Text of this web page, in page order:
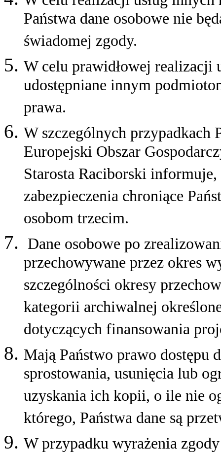
Państwa dane osobowe nie
świadomej zgody.
W celu prawidłowej realizacji
udostępniane innym
prawa.
W szczególnych przypadkach
Europejski Obszar
Starosta Raciborski informuje,
zabezpieczenia chroniące
osobom trzecim.
Dane osobowe po
przechowywane przez okres
szczególności okresy
kategorii archiwalnej
dotyczących finansowania
Mają Państwo prawo dostępu
sprostowania, usunięcia lub
uzyskania ich kopii, o ile nie
którego, Państwa dane są
W przypadku wyrażenia